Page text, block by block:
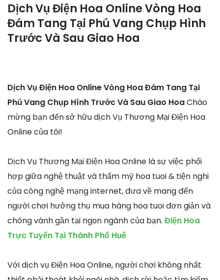
Dịch Vụ Điện Hoa Online Vòng Hoa
Đám Tang Tại Phú Vang Chụp Hình
Trước Và Sau Giao Hoa
Dịch Vụ Điện Hoa Online Vòng Hoa Đám Tang Tại
Phú Vang Chụp Hình Trước Và Sau Giao HoaChào
mừng bạn đến sở hữu dịch Vụ Thương Mại Điện Hoa
Online của tôi!
Dịch Vụ Thương Mại Điện Hoa Online là sự việc phối
hợp giữa nghệ thuật và thẩm mỹ hoa tuoi & tiện nghi
của công nghệ mạng internet, đưa về mang đến
người chơi hưởng thụ mua hàng hoa tuoi đơn giản và
chóng vánh gần tại ngọn ngành của bạn. Điện Hoa
Trực Tuyến Tại Thành Phố Huế
Với dịch vụ Điện Hoa Online, người chơi không nhất